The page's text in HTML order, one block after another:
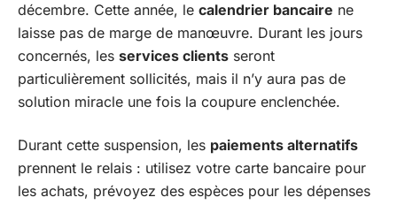
décembre. Cette année, le calendrier bancaire ne
laisse pas de marge de manœuvre. Durant les jours
concernés, les services clients seront
particulièrement sollicités, mais il n’y aura pas de
solution miracle une fois la coupure enclenchée.
Durant cette suspension, les paiements alternatifs
prennent le relais : utilisez votre carte bancaire pour
les achats, prévoyez des espèces pour les dépenses